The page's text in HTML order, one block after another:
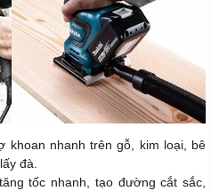
khoan nhanh trên gỗ, kim loại, bê
đà.
tốc nhanh, tạo đường cắt sắc,